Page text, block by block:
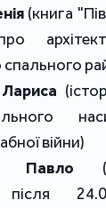
(книга
війни)
Павло
після